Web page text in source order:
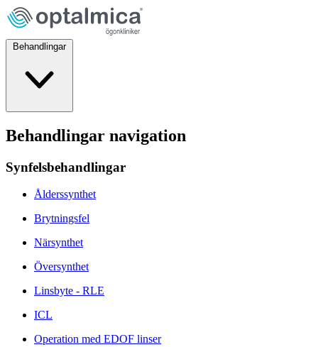
Behandlingar
Behandlingar navigation
Synfelsbehandlingar
Ålderssynthet
Brytningsfel
Närsynthet
Översynthet
Linsbyte - RLE
ICL
Operation med EDOF linser